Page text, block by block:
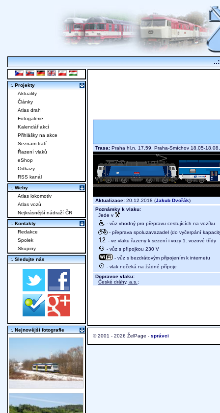
Trasa: Praha hl.n. 17.59, Praha-Smíchov 18.05-
Aktualizace: 20.12.2018 (Jakub Dvořák)
Poznámky k vlaku:
Jede v
- vůz vhodný pro přepravu cestujících na vozíku
- přeprava spoluzavazadel (do vyčerpání
- ve vlaku řazeny k sezení i vozy 1. vozové třídy
- vůz s přípojkou 230 V
- vůz s bezdrátovým připojením k internetu
- vlak nečeká na žádné přípoje
Dopravce vlaku:
České dráhy, a.s. ;
© 2001 - 2026 ŽelPage - správci
:. Projekty
Aktuality
Články
Atlas drah
Fotogalerie
Kalendář akcí
Přihlášky na akce
Seznam tratí
Řazení vlaků
eShop
Odkazy
RSS kanál
:. Weby
Atlas lokomotiv
Atlas vozů
Nejkrásnější nádraží ČR
:. Kontakty
Redakce
Spolek
Skupiny
:. Sledujte nás
:. Nejnovější fotografie